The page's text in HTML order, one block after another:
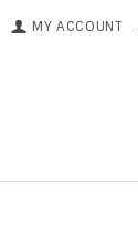
MY ACCOUNT